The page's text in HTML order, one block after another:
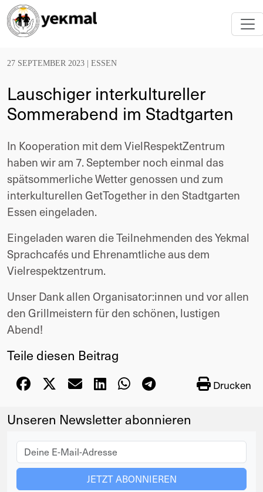
27 SEPTEMBER 2023 | ESSEN
Lauschiger interkultureller
Sommerabend im Stadtgarten
In Kooperation mit dem VielRespektZentrum
haben wir am 7. September noch einmal das
spätsommerliche Wetter genossen und zum
interkulturellen GetTogether in den Stadtgarten
Essen eingeladen.
Eingeladen waren die Teilnehmenden des Yekmal
Sprachcafés und Ehrenamtliche aus dem
Vielrespektzentrum.
Unser Dank allen Organisator:innen und vor allen
den Grillmeistern für den schönen, lustigen
Abend!
Teile diesen Beitrag
Drucken
Unseren Newsletter abonnieren